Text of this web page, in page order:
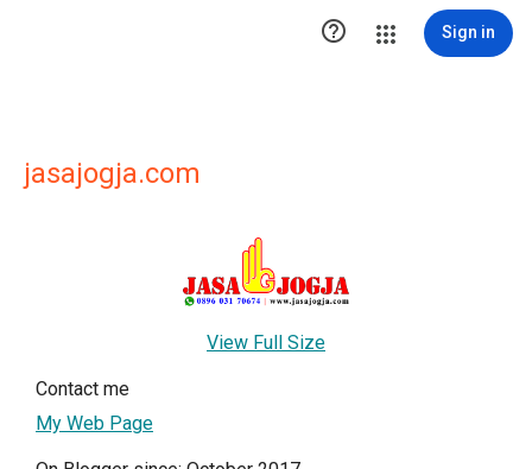
 Sign in
jasajogja.com
View Full Size
Contact me
My Web Page